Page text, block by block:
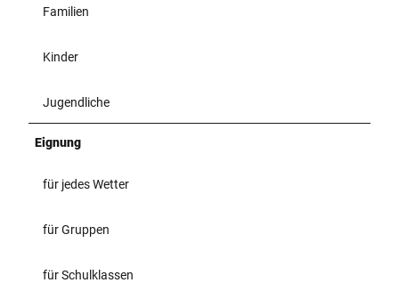
Familien
Kinder
Jugendliche
Eignung
für jedes Wetter
für Gruppen
für Schulklassen